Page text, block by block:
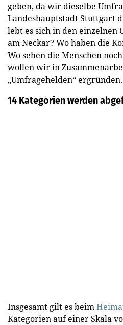
geben, da wir dieselbe
Landeshauptstadt Stuttgart
lebt es sich in den einzelnen
am Neckar? Wo haben die
Wo sehen die Menschen
wollen wir in
„Umfragehelden“ ergründen.
14 Kategorien werden
Insgesamt gilt es beim
Kategorien auf einer Skala